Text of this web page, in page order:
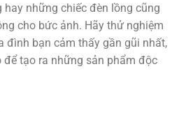
những chiếc đèn lồng cũng
cho bức ảnh. Hãy thử nghiệm
đình bạn cảm thấy gần gũi nhất,
tạo ra những sản phẩm độc